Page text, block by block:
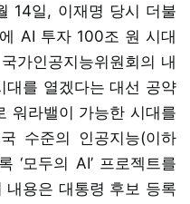
14일, 이재명 당시 더불
AI 투자 100조 원 시대
가인공지능위원회의 내
대를 열겠다는 대선 공약
워라밸이 가능한 시대를
수준의 인공지능(이하
‘모두의 AI’ 프로젝트를
내용은 대통령 후보 등록